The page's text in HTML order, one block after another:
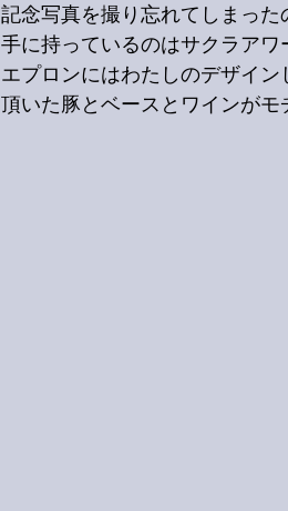
記念写真を撮り忘れてしまった
手に持っているのはサクラアワ
エプロンにはわたしのデザイ
頂いた豚とベースとワインが